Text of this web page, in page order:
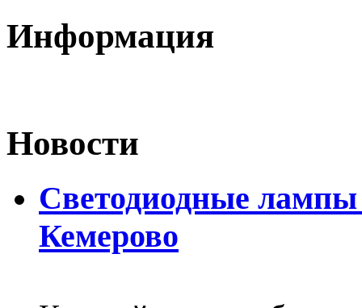
Информация
Новости
Светодиодные
Кемерово